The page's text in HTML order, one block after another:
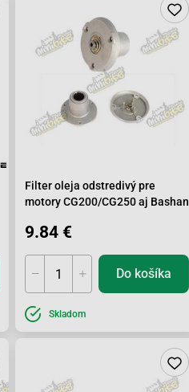
Filter oleja odstredivý pre
motory CG200/CG250 aj Bashan
9.84 €
Do košíka
Skladom